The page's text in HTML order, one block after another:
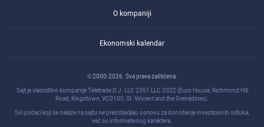
O kompaniji
Ekonomski kalendar
© 2000-2026. Sva prava zaštićena.
Sajt je vlasništvo kompanije Teletrade D.J. LLC 2351 LLC 2022 (Euro House, Richmond Hill
Road, Kingstown, VC0100, St. Vincent and the Grenadines).
Svi podaci koji se nalaze na sajtu ne predstavljaju osnovu za donošenje investicionih odluka,
već su informativnog karaktera.